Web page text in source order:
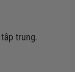
trung.